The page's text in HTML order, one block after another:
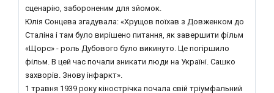
сценарію, забороненим для зйомок.
Юлія Сонцева згадувала: «Хрущов поїхав з Довженком до
Сталіна і там було вирішено питання, як завершити фільм
«Щорс» - роль Дубового було викинуто. Це погіршило
фільм. В цей час почали зникати люди на Україні. Сашко
захворів. Знову інфаркт».
1 травня 1939 року кінострічка почала свій тріумфальний